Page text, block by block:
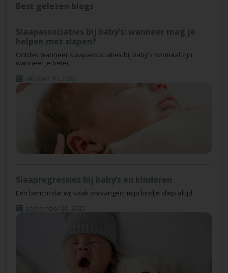
Best gelezen blogs
Slaapassociaties bij baby’s: wanneer mag je
helpen met slapen?
Ontdek wanneer slaapassociaties bij baby’s normaal zijn,
wanneer je beter
oktober 10, 2025
Slaapregressies bij baby’s en kinderen
Een bericht dat wij vaak ontvangen: mijn kindje sliep altijd
september 20, 2025